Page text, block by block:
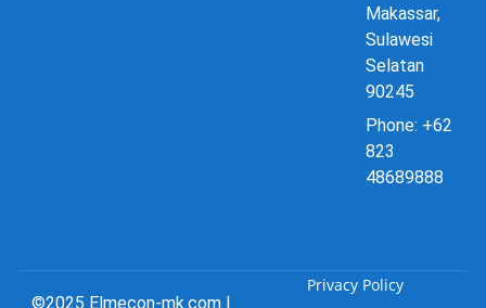
Makassar,
Sulawesi
Selatan
90245
Phone: +62
823
48689888
©2025 Elmecon-mk.com |
Privacy Policy